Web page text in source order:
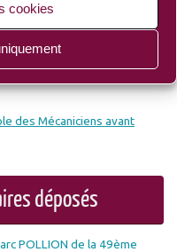
cookies
de l’Amicale
des Mécaniciens avant
déposés
POLLION de la 49ème